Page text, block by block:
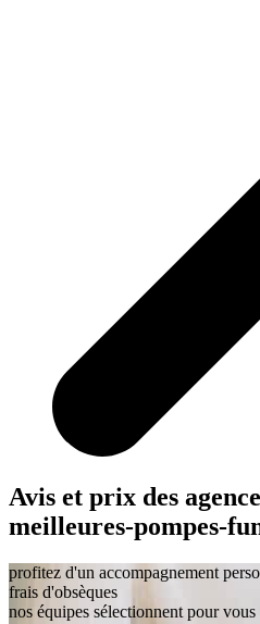
Avis et prix des
meilleures-pompes-
profitez d'un accompagnement
frais d'obsèques
nos équipes sélectionnent pour